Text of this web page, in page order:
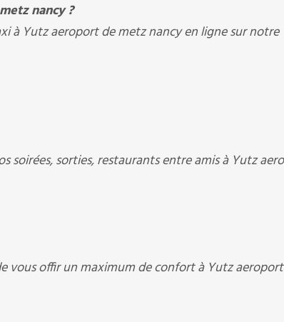
nancy ?
à Yutz aeroport de metz nancy en ligne sur notre
soirées, sorties, restaurants entre amis à Yutz
vous offir un maximum de confort à Yutz